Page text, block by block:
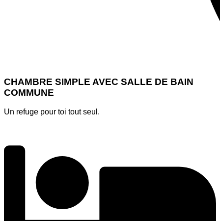
CHAMBRE SIMPLE AVEC SALLE DE BAIN
COMMUNE
Un refuge pour toi tout seul.